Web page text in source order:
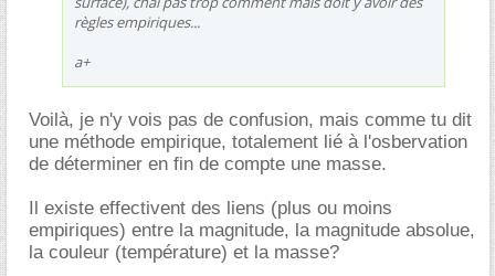
règles empiriques...
a+
Voilà, je n'y vois pas de confusion, mais comme tu dit
une méthode empirique, totalement lié à l'osbervation
de déterminer en fin de compte une masse.
Il existe effectivent des liens (plus ou moins
empiriques) entre la magnitude, la magnitude absolue,
la couleur (température) et la masse?